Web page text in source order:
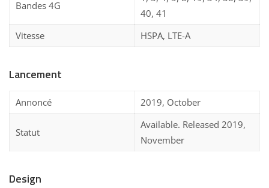
Bandes 4G
40, 41
Vitesse
HSPA, LTE-A
Lancement
Annoncé 2019, October
Statut
Available. Released 2019,
November
Design